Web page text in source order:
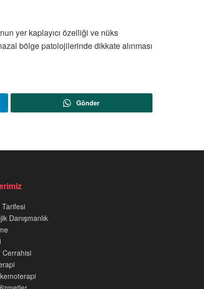
yer kaplayıcı özelliği ve nüks
bölge patolojilerinde dikkate alınması
Gönder
Tarifesi
Danışmanlık
Cerrahisi